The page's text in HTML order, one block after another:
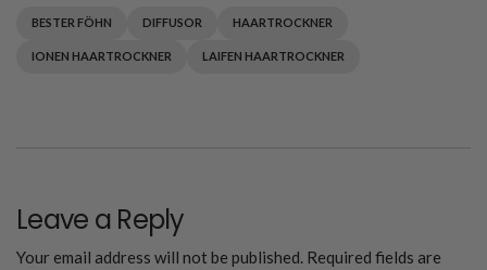
BESTER FÖHN DIFFUSOR HAARTROCKNER
IONEN HAARTROCKNER LAIFEN HAARTROCKNER
Leave a Reply
Your email address will not be published. Required fields are